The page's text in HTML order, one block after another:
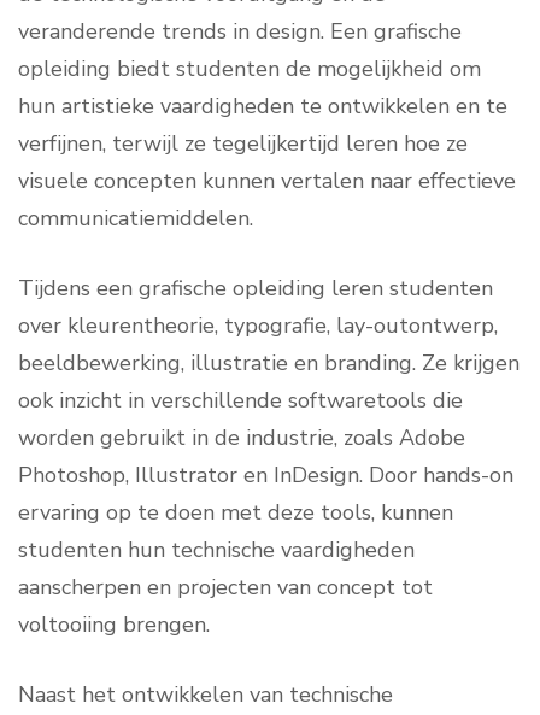
veranderende trends in design. Een grafische
opleiding biedt studenten de mogelijkheid om
hun artistieke vaardigheden te ontwikkelen en te
verfijnen, terwijl ze tegelijkertijd leren hoe ze
visuele concepten kunnen vertalen naar effectieve
communicatiemiddelen.
Tijdens een grafische opleiding leren studenten
over kleurentheorie, typografie, lay-outontwerp,
beeldbewerking, illustratie en branding. Ze krijgen
ook inzicht in verschillende softwaretools die
worden gebruikt in de industrie, zoals Adobe
Photoshop, Illustrator en InDesign. Door hands-on
ervaring op te doen met deze tools, kunnen
studenten hun technische vaardigheden
aanscherpen en projecten van concept tot
voltooiing brengen.
Naast het ontwikkelen van technische